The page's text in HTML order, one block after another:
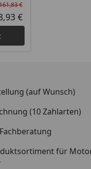
Rabatt in Prozent
Ursprünglicher
€
Aktueller Preis
€
(auf Wunsch)
(10 Zahlarten)
für